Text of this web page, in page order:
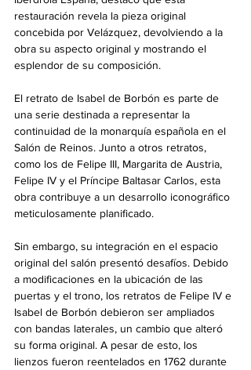
restauración revela la pieza original
concebida por Velázquez, devolviendo a la
obra su aspecto original y mostrando el
esplendor de su composición.
El retrato de Isabel de Borbón es parte de
una serie destinada a representar la
continuidad de la monarquía española en el
Salón de Reinos. Junto a otros retratos,
como los de Felipe III, Margarita de Austria,
Felipe IV y el Príncipe Baltasar Carlos, esta
obra contribuye a un desarrollo iconográfico
meticulosamente planificado.
Sin embargo, su integración en el espacio
original del salón presentó desafíos. Debido
a modificaciones en la ubicación de las
puertas y el trono, los retratos de Felipe IV e
Isabel de Borbón debieron ser ampliados
con bandas laterales, un cambio que alteró
su forma original. A pesar de esto, los
lienzos fueron reentelados en 1762 durante